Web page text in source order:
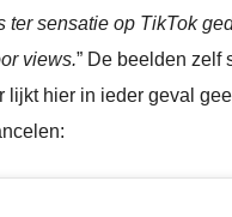
ter sensatie op TikTok
views.” De beelden zelf
lijkt hier in ieder geval